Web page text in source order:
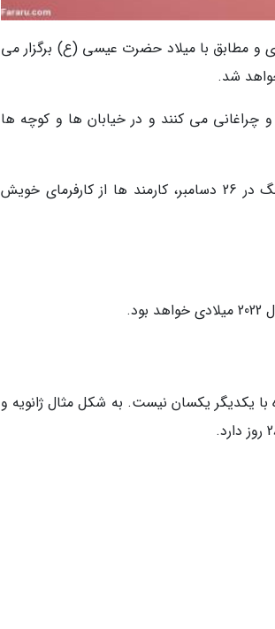
و مطابق با میلاد حضرت عیسی (ع) برگزار می
چراغانی می کنند و در خیابان ها و کوچه ها
علاوه بر این در ایام کریسمس حراجی هایی برپا می گردد و در روز باکسینگ در 26 دسامبر، کارمند ها از کارفرمای خویش
اما تعداد روزهای ماه با یکدیگر یکسان نیست. به شکل مثال ژانویه و